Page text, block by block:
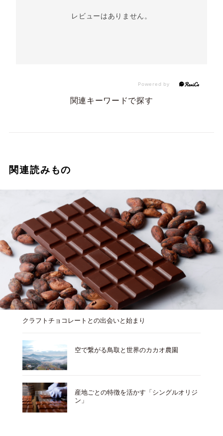
レビューはありません。
関連キーワードで探す
関連読みもの
クラフトチョコレートとの出会いと始まり
空で繋がる鳥取と世界のカカオ農園
産地ごとの特徴を活かす「シングルオリジ
ン」